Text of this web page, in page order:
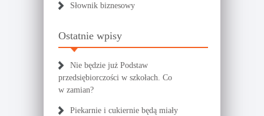
Słownik biznesowy
Ostatnie wpisy
Nie będzie już Podstaw
przedsiębiorczości w szkołach. Co
w zamian?
Piekarnie i cukiernie będą miały